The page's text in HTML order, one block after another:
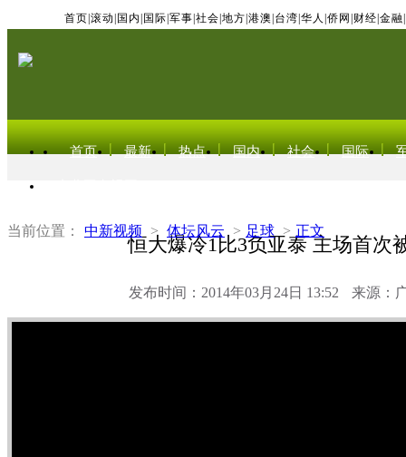
首页 滚动 国内 国际 军事 社会 地方 港澳 台湾 华人 侨网 财经 金融
首页 最新 热点 国内 社会 国际
当前位置： 中新视频 > 体坛风云 > 足球 > 正文
恒大爆冷1比3负亚泰 主场首次
发布时间：2014年03月24日 13:52 来源：